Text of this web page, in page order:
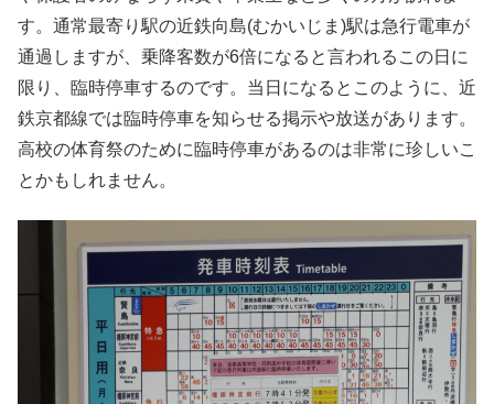
す。通常最寄り駅の近鉄向島(むかいじま)駅は急行電車が
通過しますが、乗降客数が6倍になると言われるこの日に
限り、臨時停車するのです。当日になるとこのように、近
鉄京都線では臨時停車を知らせる掲示や放送があります。
高校の体育祭のために臨時停車があるのは非常に珍しいこ
とかもしれません。